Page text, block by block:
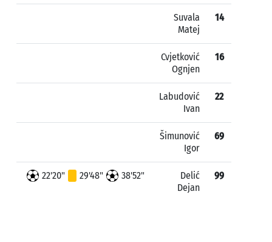
Suvala
Matej
14
Cvjetković
Ognjen
16
Labudović
Ivan
22
Šimunović
Igor
69
22'20" 29'48" 38'52"
Delić
Dejan
99